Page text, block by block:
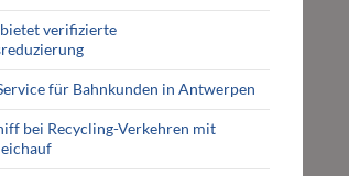
bietet verifizierte
für Bahnkunden in Antwerpen
bei Recycling-Verkehren mit